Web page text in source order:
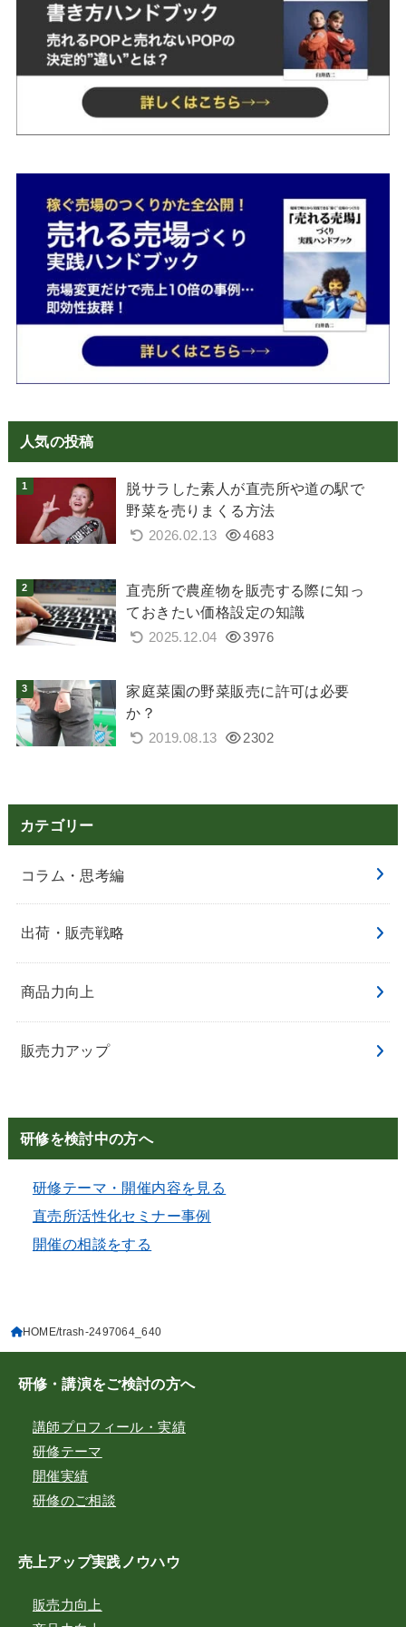
人気の投稿
脱サラした素人が直売所や道の駅で
野菜を売りまくる方法
2026.02.13 4683
直売所で農産物を販売する際に知っ
ておきたい価格設定の知識
2025.12.04 3976
家庭菜園の野菜販売に許可は必要
か？
2019.08.13 2302
カテゴリー
コラム・思考編
出荷・販売戦略
商品力向上
販売力アップ
研修を検討中の方へ
研修テーマ・開催内容を見る
直売所活性化セミナー事例
開催の相談をする
HOME trash-2497064_640
研修・講演をご検討の方へ
講師プロフィール・実績
研修テーマ
開催実績
研修のご相談
売上アップ実践ノウハウ
販売力向上